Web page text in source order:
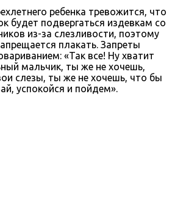
ребенка тревожится, что
будет подвергаться издевкам со
из-за слезливости, поэтому
плакать. Запреты
«Так все! Ну хватит
мальчик, ты же не хочешь,
слезы, ты же не хочешь, что бы
успокойся и пойдем».